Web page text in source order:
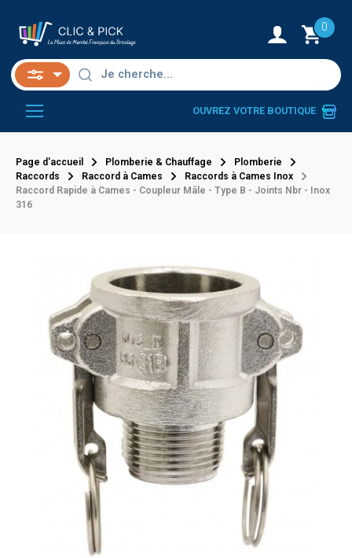
0
OUVREZ VOTRE BOUTIQUE
Page d'accueil Plomberie & Chauffage
Plomberie
Raccords
Raccord à Cames
Raccords à Cames Inox
Raccord Rapide à Cames - Coupleur Mâle - Type B - Joints Nbr - Inox
316